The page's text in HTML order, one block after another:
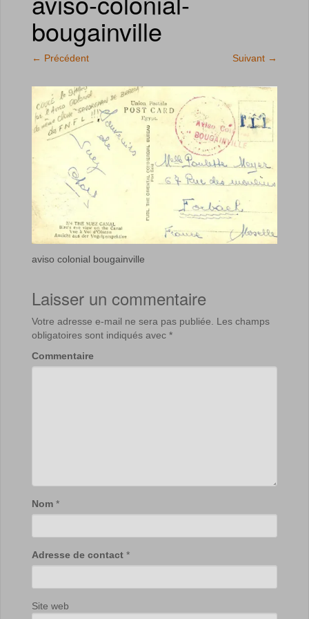
bougainville
← Précédent Suivant →
aviso colonial bougainville
Laisser un commentaire
Votre adresse e-mail ne sera pas publiée.
Les champs
obligatoires sont indiqués avec *
Commentaire
Nom *
Adresse de contact *
Site web